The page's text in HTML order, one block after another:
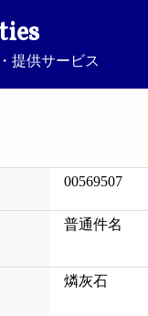
提供サービス
00569507
普通件名
燐灰石